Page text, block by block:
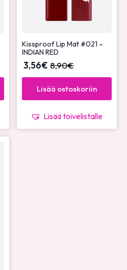
Kissproof Lip Mat #021 –
INDIAN RED
8,90€
3,56€
Lisää ostoskoriin
Lisää toivelistalle